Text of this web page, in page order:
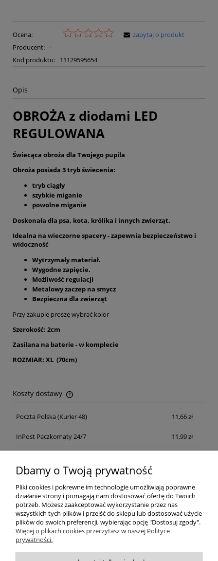
Ocena:
Producent: -
Kod produktu:
11129595654
zapytaj o produkt
Opis
OBROŻA z diodami LED
REGULOWANA
Świecąca obroża dla Twojego pupila
Obroża posiada 3 tryb świecenia:
tryb ciągły
szybkie miganie
powolne miganie
Doskonała dla psa, kota, królika i innych zwierząt.
Idealna na wieczorne spacery - zapewnia bezpieczeństwo i
widoczność
Wytrzymały materiał.
Wygodne zapięcie.
Możliwość regulacji
Metalowy zaczep na smycz
Bezpieczna dla zwierząt
Przy zakupie proszę wybrać kolor
Szerokość: 2cm
Zasilana na baterie - w komplecie
ROZMIAR: XL (70cm)
Koszty dostawy
Cena nie zawiera ewentualnych kosztów płatności
Poczta Polska (Kurier 48) 11,66 zł
InPost Paczkomaty 24/7 11,99 zł
Pomoc
Moje konto
Dbamy o Twoją prywatność
Pliki cookies i pokrewne im technologie umożliwiają poprawne
działanie strony i pomagają nam dostosować ofertę do Twoich
potrzeb. Możesz zaakceptować wykorzystanie przez nas
wszystkich tych plików i przejść do sklepu lub dostosować użycie
plików do swoich preferencji, wybierając opcję "Dostosuj zgody".
Więcej o plikach cookies przeczytasz w naszej Polityce
prywatności.